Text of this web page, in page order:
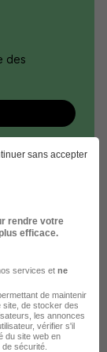
des
Sécurité
incendie
sans accepter
rendre votre
efficace.
services et ne
de maintenir
site, de stocker des
les annonces
vérifier s'il
du site web en
sécurité.